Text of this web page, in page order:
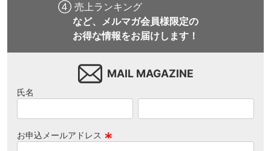
④ 売上ランキング
など、メルマガ会員様限定の
お得な情報をお届けします！
MAIL MAGAZINE
氏名
お申込メールアドレス